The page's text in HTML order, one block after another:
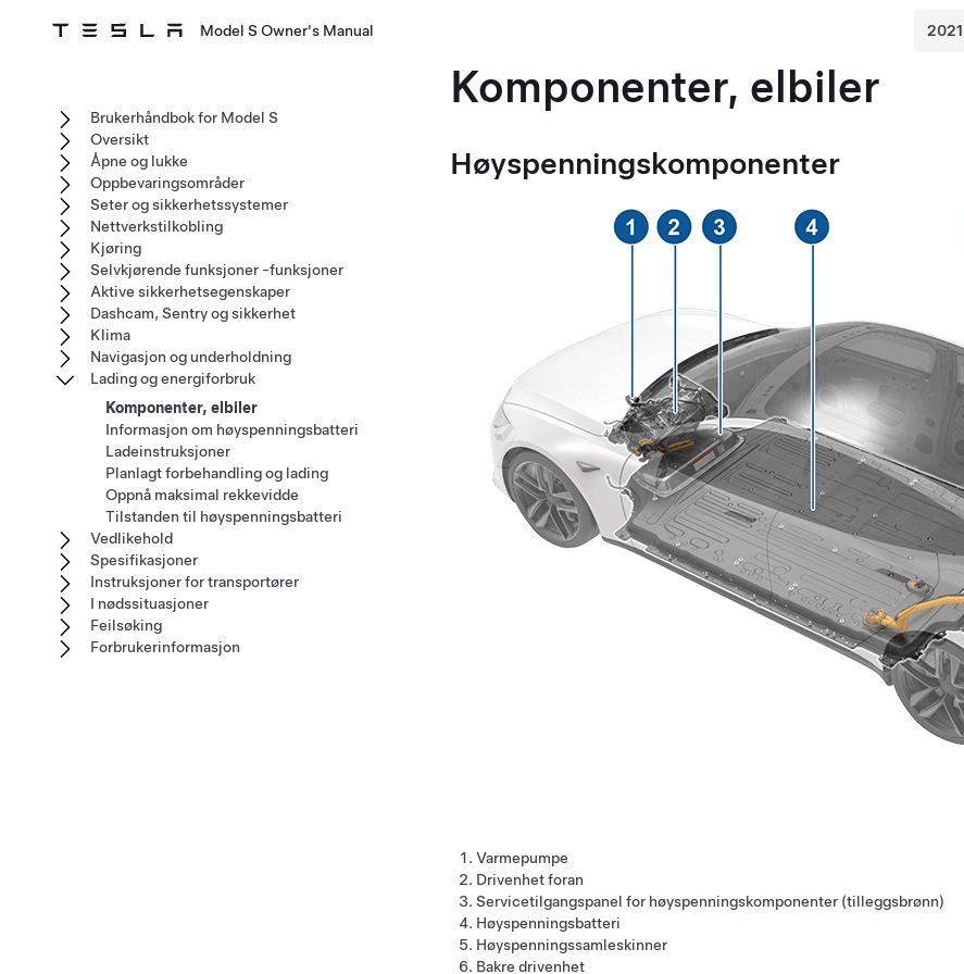
Model S Owner's Manual
Komponenter, elbiler
Høyspenningskomponenter
Varmepumpe
Drivenhet foran
Servicetilgangspanel for høyspenningskomponenter (tilleggsbrønn)
Høyspenningsbatteri
Høyspenningssamleskinner
Bakre drivenhet
Brukerhåndbok for Model S
Oversikt
Åpne og lukke
Oppbevaringsområder
Seter og sikkerhetssystemer
Nettverkstilkobling
Kjøring
Selvkjørende funksjoner -funksjoner
Aktive sikkerhetsegenskaper
Dashcam, Sentry og sikkerhet
Klima
Navigasjon og underholdning
Lading og energiforbruk
Komponenter, elbiler
Informasjon om høyspenningsbatteri
Ladeinstruksjoner
Planlagt forbehandling og lading
Oppnå maksimal rekkevidde
Tilstanden til høyspenningsbatteri
Vedlikehold
Spesifikasjoner
Instruksjoner for transportører
I nødssituasjoner
Feilsøking
Forbrukerinformasjon